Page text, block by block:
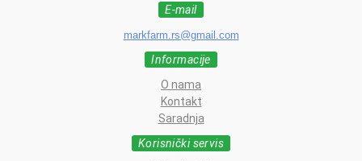
E-mail
markfarm.rs@gmail.com
Informacije
O nama
Kontakt
Saradnja
Korisnički servis